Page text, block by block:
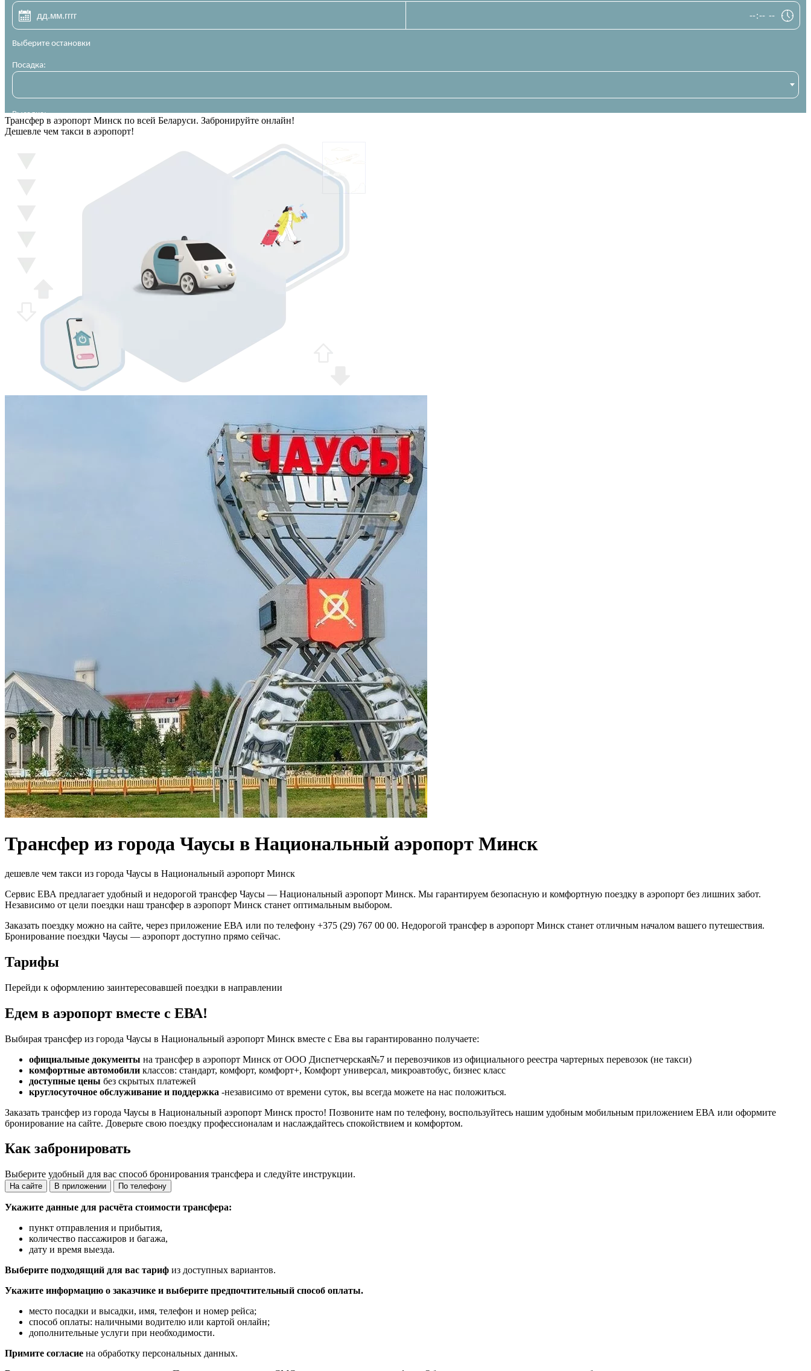
Трансфер в аэропорт Минск по всей Беларуси. Забронируйте онлайн!
Дешевле чем такси в аэропорт!
Трансфер из города Чаусы в Национальный аэропорт Минск
дешевле чем такси из города Чаусы в Национальный аэропорт Минск
Сервис ЕВА предлагает удобный и недорогой трансфер Чаусы — Национальный аэропорт Минск. Мы гарантируем безопасную и комфортную поездку в аэропорт без лишних забот.
Независимо от цели поездки наш трансфер в аэропорт Минск станет оптимальным выбором.
Заказать поездку можно на сайте, через приложение ЕВА или по телефону +375 (29) 767 00 00. Недорогой трансфер в аэропорт Минск станет отличным началом вашего путешествия.
Бронирование поездки Чаусы — аэропорт доступно прямо сейчас.
Тарифы
Перейди к оформлению заинтересовавшей поездки в направлении
Едем в аэропорт вместе с ЕВА!
Выбирая трансфер из города Чаусы в Национальный аэропорт Минск вместе с Ева вы гарантированно получаете:
официальные документы на трансфер в аэропорт Минск от ООО Диспетчерская№7 и перевозчиков из официального реестра чартерных перевозок (не такси)
комфортные автомобили классов: стандарт, комфорт, комфорт+, Комфорт универсал, микроавтобус, бизнес класс
доступные цены без скрытых платежей
круглосуточное обслуживание и поддержка -независимо от времени суток, вы всегда можете на нас положиться.
Заказать трансфер из города Чаусы в Национальный аэропорт Минск просто! Позвоните нам по телефону, воспользуйтесь нашим удобным мобильным приложением ЕВА или оформите
бронирование на сайте. Доверьте свою поездку профессионалам и наслаждайтесь спокойствием и комфортом.
Как забронировать
Выберите удобный для вас способ бронирования трансфера и следуйте инструкции.
На сайте В приложении По телефону
Укажите данные для расчёта стоимости трансфера:
пункт отправления и прибытия,
количество пассажиров и багажа,
дату и время выезда.
Выберите подходящий для вас тариф из доступных вариантов.
Укажите информацию о заказчике и выберите предпочтительный способ оплаты.
место посадки и высадки, имя, телефон и номер рейса;
способ оплаты: наличными водителю или картой онлайн;
дополнительные услуги при необходимости.
Примите согласие на обработку персональных данных.